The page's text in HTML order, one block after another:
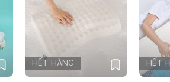
nệm là vô cùng quan trọng:
bẩn bám sâu vào ruột nệm gây hại cho
HẾT HÀNG HẾT